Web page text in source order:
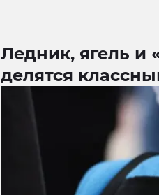
Ледник, ягель
делятся